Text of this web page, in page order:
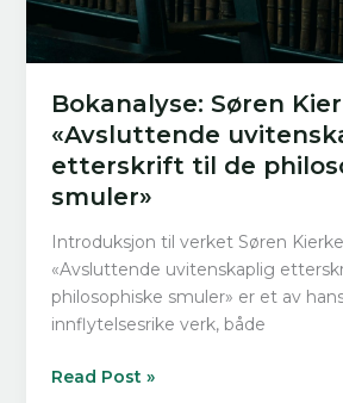
Bokanalyse: Søren
«Avsluttende
etterskrift til de
smuler»
Introduksjon til verket Søren
«Avsluttende uvitenskaplig
philosophiske smuler» er et av
innflytelsesrike verk, både
Bokanalyse:
Read Post »